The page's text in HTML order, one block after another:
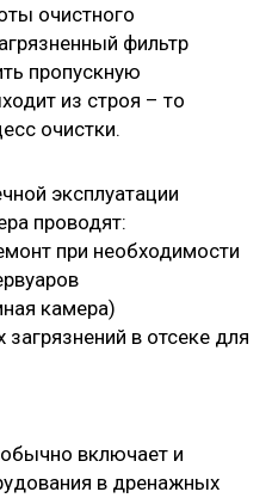
очистного
фильтр
пропускную
из строя – то
очистки.
эксплуатации
проводят:
при необходимости
камера)
в отсеке для
включает и
в дренажных